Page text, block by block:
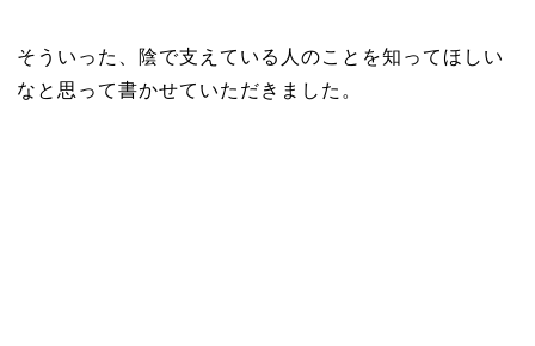
そういった、陰で支えている人のことを知ってほしい
なと思って書かせていただきました。